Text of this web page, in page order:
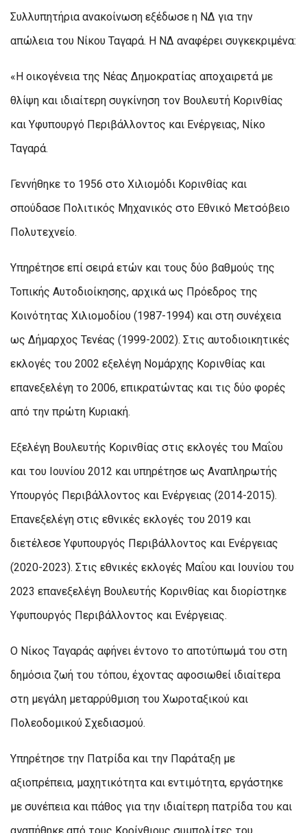
Συλλυπητήρια ανακοίνωση εξέδωσε η ΝΔ για την
απώλεια του Νίκου Ταγαρά. Η ΝΔ αναφέρει συγκεκριμένα:
«Η οικογένεια της Νέας Δημοκρατίας αποχαιρετά με
θλίψη και ιδιαίτερη συγκίνηση τον Βουλευτή Κορινθίας
και Υφυπουργό Περιβάλλοντος και Ενέργειας, Νίκο
Ταγαρά.
Γεννήθηκε το 1956 στο Χιλιομόδι Κορινθίας και
σπούδασε Πολιτικός Μηχανικός στο Εθνικό Μετσόβειο
Πολυτεχνείο.
Υπηρέτησε επί σειρά ετών και τους δύο βαθμούς της
Τοπικής Αυτοδιοίκησης, αρχικά ως Πρόεδρος της
Κοινότητας Χιλιομοδίου (1987-1994) και στη συνέχεια
ως Δήμαρχος Τενέας (1999-2002). Στις αυτοδιοικητικές
εκλογές του 2002 εξελέγη Νομάρχης Κορινθίας και
επανεξελέγη το 2006, επικρατώντας και τις δύο φορές
από την πρώτη Κυριακή.
Εξελέγη Βουλευτής Κορινθίας στις εκλογές του Μαΐου
και του Ιουνίου 2012 και υπηρέτησε ως Αναπληρωτής
Υπουργός Περιβάλλοντος και Ενέργειας (2014-2015).
Επανεξελέγη στις εθνικές εκλογές του 2019 και
διετέλεσε Υφυπουργός Περιβάλλοντος και Ενέργειας
(2020-2023). Στις εθνικές εκλογές Μαΐου και Ιουνίου του
2023 επανεξελέγη Βουλευτής Κορινθίας και διορίστηκε
Υφυπουργός Περιβάλλοντος και Ενέργειας.
Ο Νίκος Ταγαράς αφήνει έντονο το αποτύπωμά του στη
δημόσια ζωή του τόπου, έχοντας αφοσιωθεί ιδιαίτερα
στη μεγάλη μεταρρύθμιση του Χωροταξικού και
Πολεοδομικού Σχεδιασμού.
Υπηρέτησε την Πατρίδα και την Παράταξη με
αξιοπρέπεια, μαχητικότητα και εντιμότητα, εργάστηκε
με συνέπεια και πάθος για την ιδιαίτερη πατρίδα του και